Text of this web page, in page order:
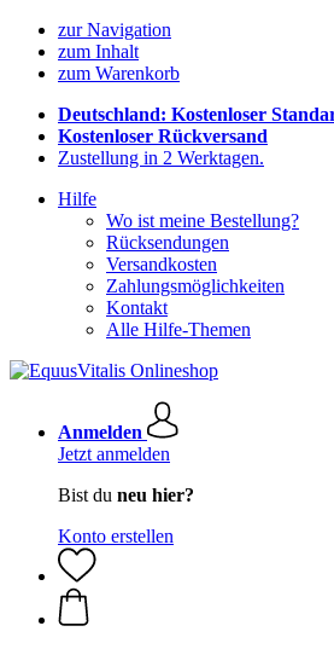
zur Navigation
zum Inhalt
zum Warenkorb
Deutschland: Kostenloser
Kostenloser Rückversand
Zustellung in 2 Werktagen.
Hilfe
Wo ist meine Bestellung?
Rücksendungen
Versandkosten
Zahlungsmöglichkeiten
Kontakt
Alle Hilfe-Themen
Anmelden
Jetzt anmelden
Bist du neu hier?
Konto erstellen